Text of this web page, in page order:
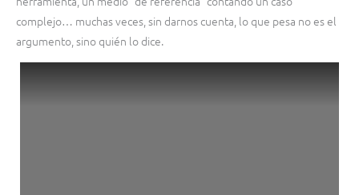
complejo… muchas veces, sin darnos cuenta, lo que pesa no es el
argumento, sino quién lo dice.